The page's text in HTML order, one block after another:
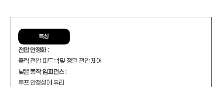
특성
전압 안정화 :
출력 전압 피드백 및 정밀 전압 제어
낮은 동작 임피던스 :
루프 안정성에 유리